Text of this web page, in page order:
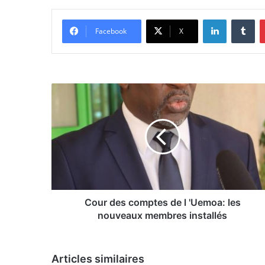
Facebook X
r
d
o
Cour des comptes de l 'Uemoa: les
nouveaux membres installés
Articles similaires